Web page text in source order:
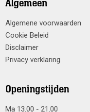
Algemeen
Algemene voorwaarden
Cookie Beleid
Disclaimer
Privacy verklaring
Openingstijden
Ma 13.00 - 21.00